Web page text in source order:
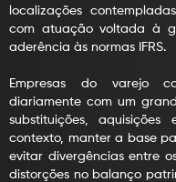
localizações
com atuação voltada à
aderência às normas IFRS.
Empresas do varejo
diariamente com um
substituições, aquisições
contexto, manter a base
evitar divergências entre
distorções no balanço